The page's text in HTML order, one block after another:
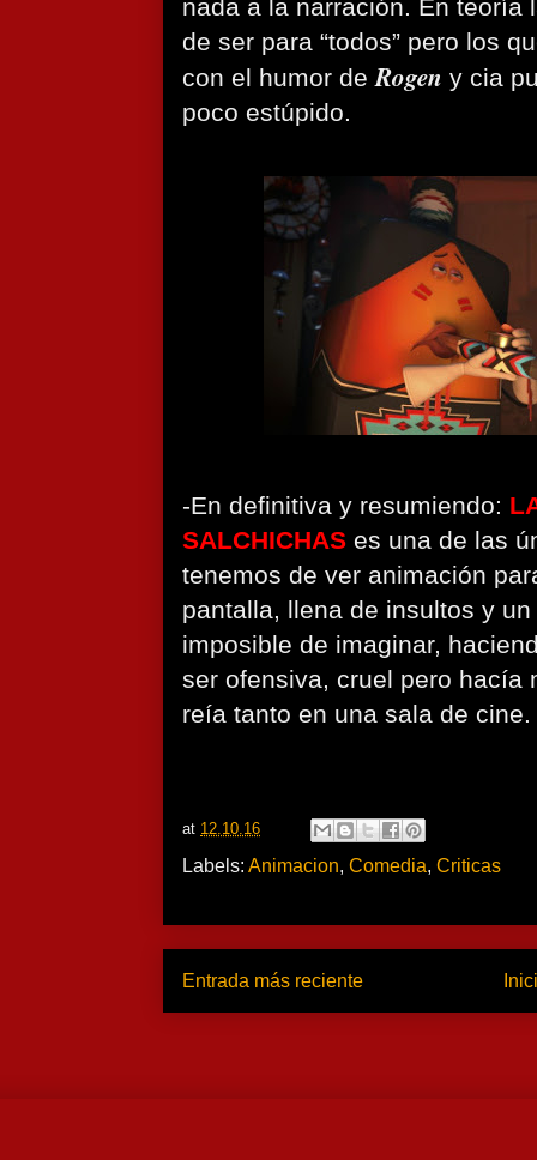
nada a la narración. En teoría
de ser para “todos” pero los
con el humor deRogen y cia
poco estúpido.
-En definitiva y resumiendo:
SALCHICHAS es una de las
tenemos de ver animación
pantalla, llena de insultos y
imposible de imaginar,
ser ofensiva, cruel pero hacía
reía tanto en una sala de cine.
at 12.10.16
Labels: Animacion, Comedia, Criticas
Entrada más reciente